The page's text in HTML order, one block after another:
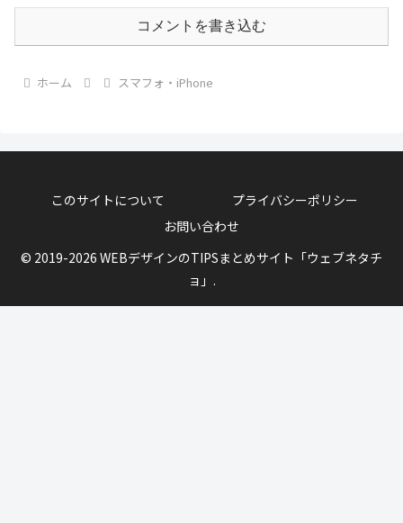
コメントを書き込む
ホーム スマフォ・iPhone
このサイトについて
プライバシーポリシー
お問い合わせ
© 2019-2026 WEBデザインのTIPSまとめサイト「ウェブネタチ
ョ」.